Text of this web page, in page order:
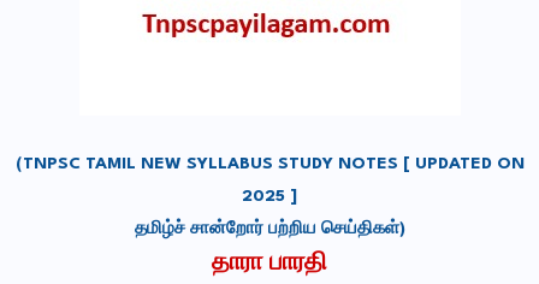
(TNPSC TAMIL NEW SYLLABUS STUDY NOTES [ UPDATED ON
2025 ]
தமிழ்ச் சான்றோர் பற்றிய செய்திகள்)
தாரா பாரதி